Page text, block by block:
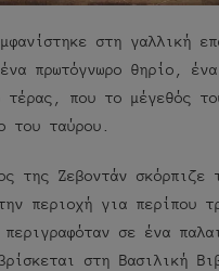
στη γαλλική
πρωτόγνωρο θηρίο,
τέρας, που το μέγεθός
του ταύρου.
της Ζεβοντάν σκόρπιζε
περιοχή για περίπου
σε ένα
στη Βασιλική